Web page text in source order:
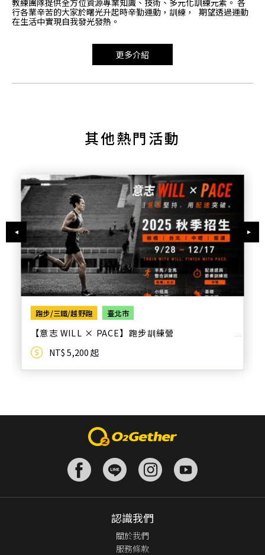
教練團隊提供全方位資源專業知識、技術、多元化訓練元素。 各
行各業辛苦的大家於曙光升起時辛勤運動，訓練， 期望透過運動
在生活中實現自我發光發熱。
更多介紹
其他熱門活動
跑步/三鐵/越野跑 臺北市
【意志 WILL × PACE】跑步訓練營
NT$ 5,200 起
認識我們
關於我們
服務條款